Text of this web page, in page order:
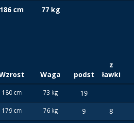
186 cm 77 kg
Waga podst
z
ławki
180 cm 73 kg 19
179 cm 76 kg 9 8